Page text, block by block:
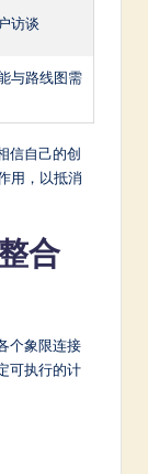
访谈
与路线图需
信自己的创
用，以抵消
合
个象限连接
可执行的计